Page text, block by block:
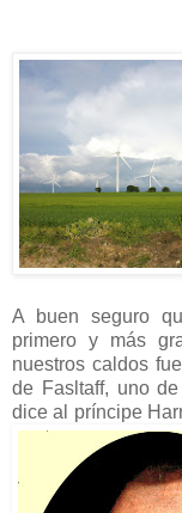
A buen seguro
primero y más
nuestros caldos
de Fasltaff, uno
dice al príncipe